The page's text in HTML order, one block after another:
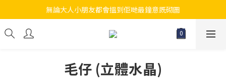
江帆天楊砌圖
無論大人小朋友都會搵到佢哋最鐘意既砌圖
江帆天楊砌圖
毛仔 (立體水晶)